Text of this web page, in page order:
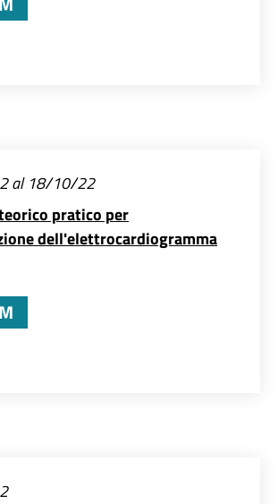
al 18/10/22
pratico per
dell'elettrocardiogramma